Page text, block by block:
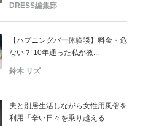
DRESS編集部
【ハプニングバー体験談】料金・危
ない？ 10年通った私が教...
鈴木 リズ
夫と別居生活しながら女性用風俗を
利用「辛い日々を乗り越える...